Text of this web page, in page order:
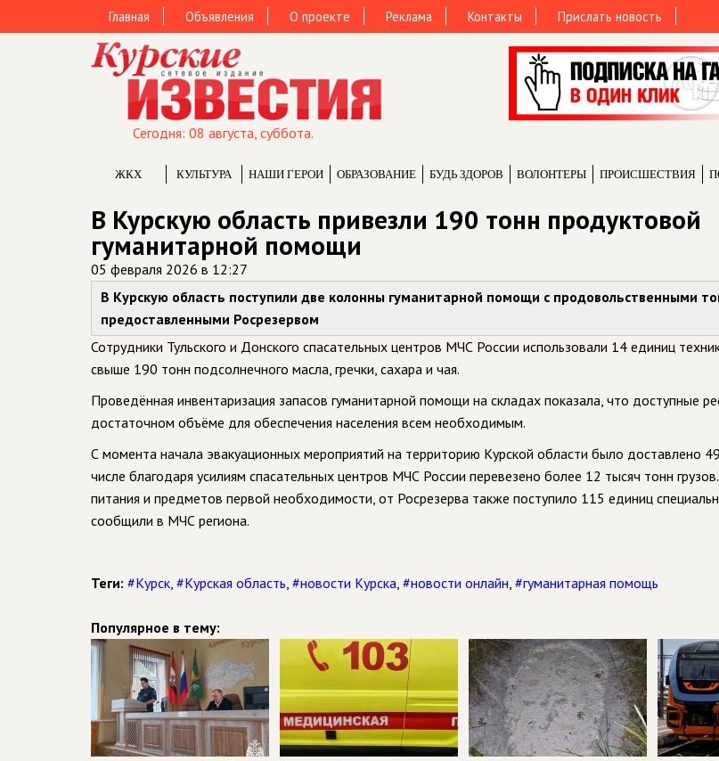
Главная Объявления О проекте Реклама Контакты Прислать новость
Сегодня: 08 августа, суббота.
ЖКХ КУЛЬТУРА НАШИ ГЕРОИ ОБРАЗОВАНИЕ БУДЬ ЗДОРОВ ВОЛОНТЕРЫ ПРОИCШЕСТВИЯ
В Курскую область привезли 190 тонн продуктовой
гуманитарной помощи
05 февраля 2026 в 12:27
В Курскую область поступили две колонны гуманитарной помощи с продовольственными
предоставленными Росрезервом
Сотрудники Тульского и Донского спасательных центров МЧС России использовали 14 единиц
свыше 190 тонн подсолнечного масла, гречки, сахара и чая.
Проведённая инвентаризация запасов гуманитарной помощи на складах показала, что доступные
достаточном объёме для обеспечения населения всем необходимым.
С момента начала эвакуационных мероприятий на территорию Курской области было доставлено
числе благодаря усилиям спасательных центров МЧС России перевезено более 12 тысяч тонн
питания и предметов первой необходимости, от Росрезерва также поступило 115 единиц
сообщили в МЧС региона.
Теги: #Курск, #Курская область, #новости Курска, #новости онлайн, #гуманитарная помощь
Популярное в тему: